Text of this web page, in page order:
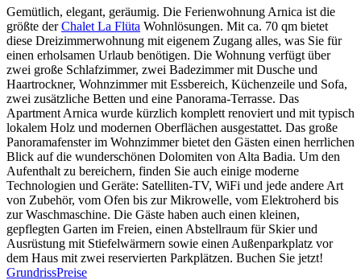
Gemütlich, elegant, geräumig. Die Ferienwohnung Arnica ist die
größte derChalet La Flüta Wohnlösungen. Mit ca. 70 qm bietet
diese Dreizimmerwohnung mit eigenem Zugang alles, was Sie für
einen erholsamen Urlaub benötigen. Die Wohnung verfügt über
zwei große Schlafzimmer, zwei Badezimmer mit Dusche und
Haartrockner, Wohnzimmer mit Essbereich, Küchenzeile und Sofa,
zwei zusätzliche Betten und eine Panorama-Terrasse. Das
Apartment Arnica wurde kürzlich komplett renoviert und mit typisch
lokalem Holz und modernen Oberflächen ausgestattet. Das große
Panoramafenster im Wohnzimmer bietet den Gästen einen herrlichen
Blick auf die wunderschönen Dolomiten von Alta Badia. Um den
Aufenthalt zu bereichern, finden Sie auch einige moderne
Technologien und Geräte: Satelliten-TV, WiFi und jede andere Art
von Zubehör, vom Ofen bis zur Mikrowelle, vom Elektroherd bis
zur Waschmaschine. Die Gäste haben auch einen kleinen,
gepflegten Garten im Freien, einen Abstellraum für Skier und
Ausrüstung mit Stiefelwärmern sowie einen Außenparkplatz vor
dem Haus mit zwei reservierten Parkplätzen. Buchen Sie jetzt!
GrundrissPreise